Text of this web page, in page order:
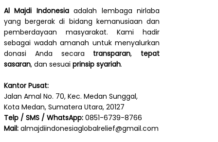
Al Majdi Indonesiaadalah lembaga nirlaba
yang bergerak di bidang kemanusiaan dan
pemberdayaan masyarakat. Kami hadir
sebagai wadah amanah untuk menyalurkan
donasi Anda secara transparan, tepat
sasaran, dan sesuai prinsip syariah.
Kantor Pusat:
Jalan Amal No. 70, Kec. Medan Sunggal,
Kota Medan, Sumatera Utara, 20127
Telp / SMS / WhatsApp: 0851-6739-8766
Mail: almajdiindonesiaglobalrelief@gmail.com